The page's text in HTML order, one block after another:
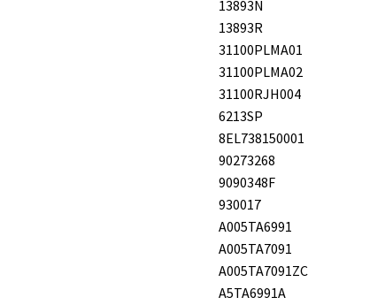
13893N
13893R
31100PLMA01
31100PLMA02
31100RJH004
6213SP
8EL738150001
90273268
9090348F
930017
A005TA6991
A005TA7091
A005TA7091ZC
A5TA6991A